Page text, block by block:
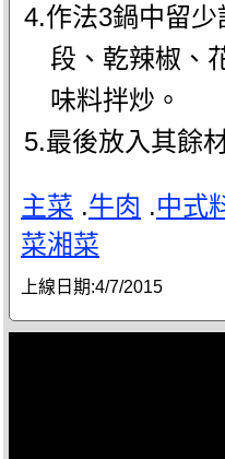
4.作法3鍋中留
段、乾辣椒、
味料拌炒。
5.最後放入其餘
主菜 .牛肉 .中式
菜湘菜
上線日期:4/7/2015